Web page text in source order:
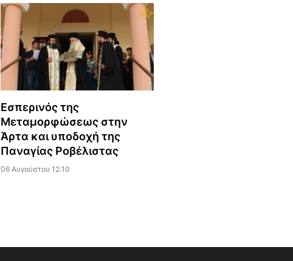
Εσπερινός της
Μεταμορφώσεως στην
Άρτα και υποδοχή της
Παναγίας Ροβέλιστας
06 Αυγούστου 12:10